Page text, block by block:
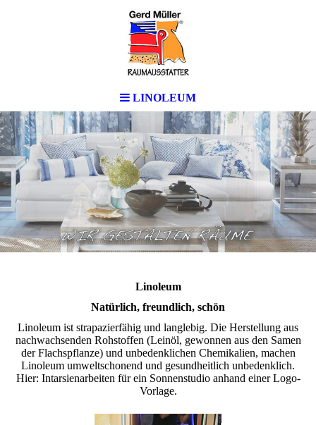
LINOLEUM
Linoleum
Natürlich, freundlich, schön
Linoleum ist strapazierfähig und langlebig. Die Herstellung aus
nachwachsenden Rohstoffen (Leinöl, gewonnen aus den Samen
der Flachspflanze) und unbedenklichen Chemikalien, machen
Linoleum umweltschonend und gesundheitlich unbedenklich.
Hier: Intarsienarbeiten für ein Sonnenstudio anhand einer Logo-
Vorlage.